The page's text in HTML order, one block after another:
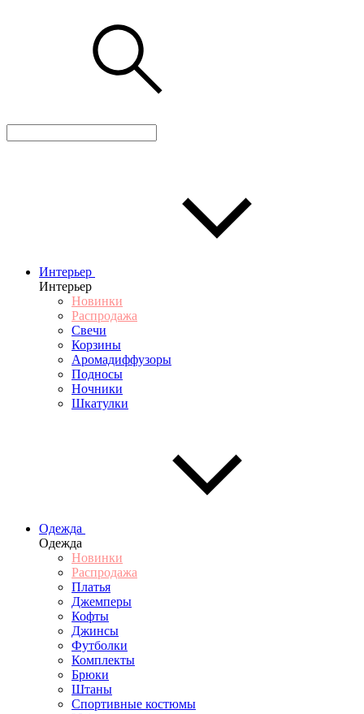
Интерьер
Интерьер
Новинки
Распродажа
Свечи
Корзины
Аромадиффузоры
Подносы
Ночники
Шкатулки
Одежда
Одежда
Новинки
Распродажа
Платья
Джемперы
Кофты
Джинсы
Футболки
Комплекты
Брюки
Штаны
Спортивные костюмы